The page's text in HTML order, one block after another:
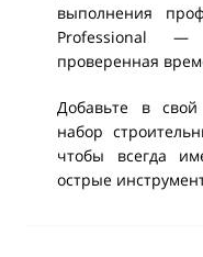
выполнения
Professional —
проверенная
Добавьте в свой
набор
чтобы всегда
острые